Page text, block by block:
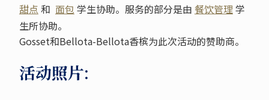
甜点 和 面包 学生协助。服务的部分是由 餐饮管理学
生所协助。
Gosset和Bellota-Bellota香槟为此次活动的赞助商。
活动照片: